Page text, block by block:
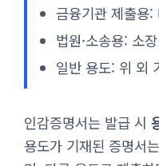
금융기관 제출용:
법원·소송용: 소
일반 용도: 위 외
인감증명서는 발급 시
용도가 기재된 증명서